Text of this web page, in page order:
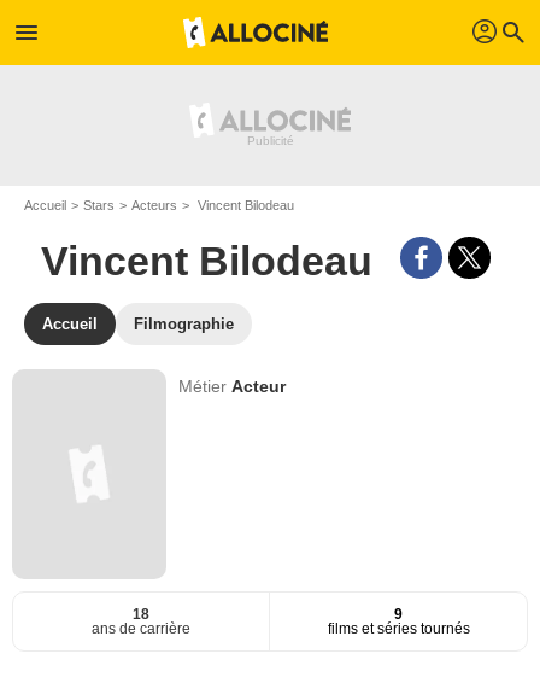
menu profil search
Accueil Stars Acteurs Vincent Bilodeau
Vincent Bilodeau
Accueil Filmographie
MétierActeur
18
ans de carrière
9
films et séries tournés